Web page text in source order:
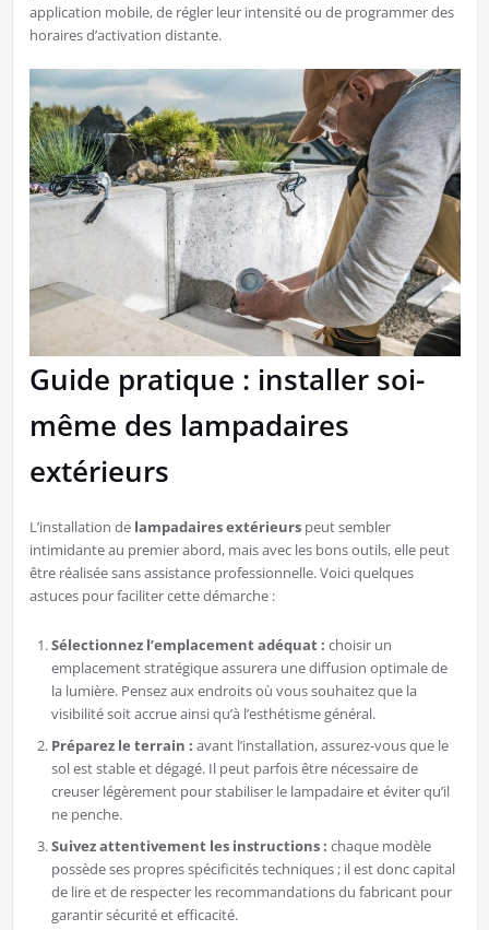
application mobile, de régler leur intensité ou de programmer des
horaires d’activation distante.
Guide pratique : installer soi-
même des lampadaires
extérieurs
L’installation de lampadaires extérieurspeut sembler
intimidante au premier abord, mais avec les bons outils, elle peut
être réalisée sans assistance professionnelle. Voici quelques
astuces pour faciliter cette démarche :
Sélectionnez l’emplacement adéquat : choisir un
emplacement stratégique assurera une diffusion optimale de
la lumière. Pensez aux endroits où vous souhaitez que la
visibilité soit accrue ainsi qu’à l’esthétisme général.
Préparez le terrain : avant l’installation, assurez-vous que le
sol est stable et dégagé. Il peut parfois être nécessaire de
creuser légèrement pour stabiliser le lampadaire et éviter qu’il
ne penche.
Suivez attentivement les instructions : chaque modèle
possède ses propres spécificités techniques ; il est donc capital
de lire et de respecter les recommandations du fabricant pour
garantir sécurité et efficacité.